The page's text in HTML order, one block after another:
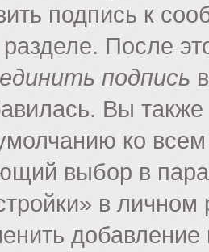
подпись к
После
подпись
Вы
ко
выбор в
в